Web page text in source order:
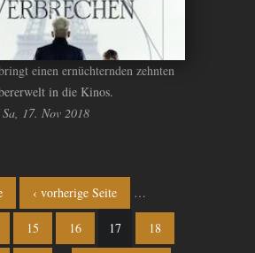
einen ernüchternden zehnten
in die Kinos.
17. Nov 2018
‹ vorherige Seite …
15 16 17 18